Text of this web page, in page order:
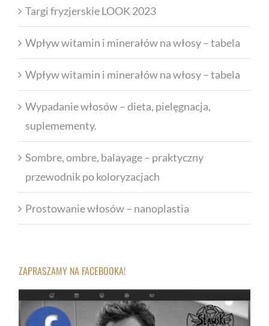
Targi fryzjerskie LOOK 2023
Wpływ witamin i minerałów na włosy – tabela
Wpływ witamin i minerałów na włosy – tabela
Wypadanie włosów – dieta, pielęgnacja,
suplemementy.
Sombre, ombre, balayage – praktyczny
przewodnik po koloryzacjach
Prostowanie włosów – nanoplastia
ZAPRASZAMY NA FACEBOOKA!